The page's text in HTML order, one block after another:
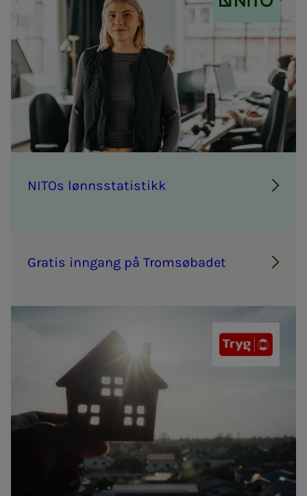
NITO
NITOs lønns­sta­­­ti­s­­tikk
Gra­­­tis inn­­­­­gang på Trom­­­sø­­­ba­­­det
Tryg